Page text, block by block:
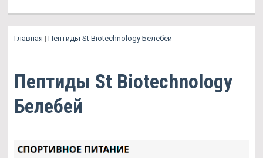
Главная | Пептиды St Biotechnology Белебей
Пептиды St Biotechnology
Белебей